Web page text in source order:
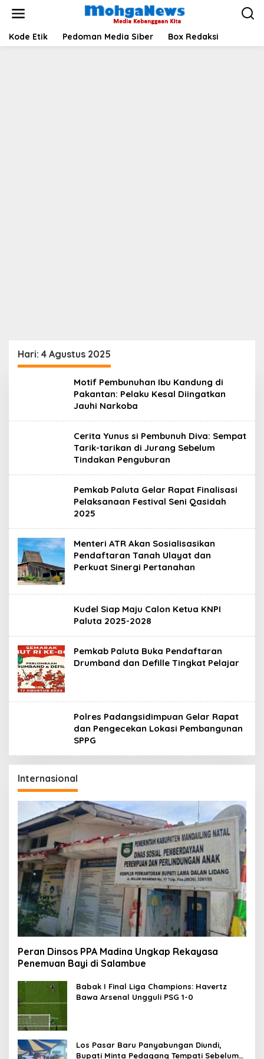
Kode Etik Pedoman Media Siber Box Redaksi
Hari: 4 Agustus 2025
Motif Pembunuhan Ibu Kandung di
Pakantan: Pelaku Kesal Diingatkan
Jauhi Narkoba
Cerita Yunus si Pembunuh Diva: Sempat
Tarik-tarikan di Jurang Sebelum
Tindakan Penguburan
Pemkab Paluta Gelar Rapat Finalisasi
Pelaksanaan Festival Seni Qasidah
2025
Menteri ATR Akan Sosialisasikan
Pendaftaran Tanah Ulayat dan
Perkuat Sinergi Pertanahan
Kudel Siap Maju Calon Ketua KNPI
Paluta 2025-2028
Pemkab Paluta Buka Pendaftaran
Drumband dan Defille Tingkat Pelajar
Polres Padangsidimpuan Gelar Rapat
dan Pengecekan Lokasi Pembangunan
SPPG
Internasional
Peran Dinsos PPA Madina Ungkap Rekayasa
Penemuan Bayi di Salambue
Babak I Final Liga Champions: Havertz
Bawa Arsenal Ungguli PSG 1-0
Los Pasar Baru Panyabungan Diundi,
Bupati Minta Pedagang Tempati Sebelum